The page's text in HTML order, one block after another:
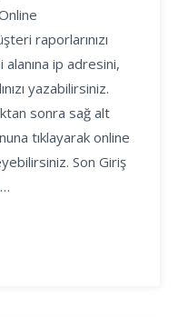
raporlarınızı
ip adresini,
yazabilirsiniz.
sonra sağ alt
tıklayarak online
Son Giriş